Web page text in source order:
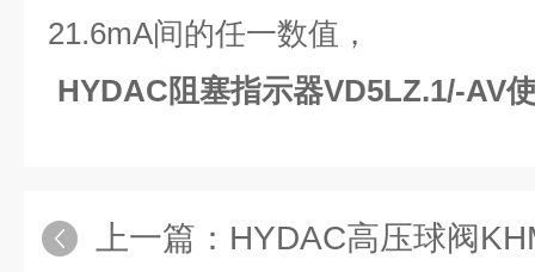
21.6mA间的任一数值，
HYDAC阻塞指示器VD5LZ.1/-AV
上一篇： HYDAC高压球阀KHM-